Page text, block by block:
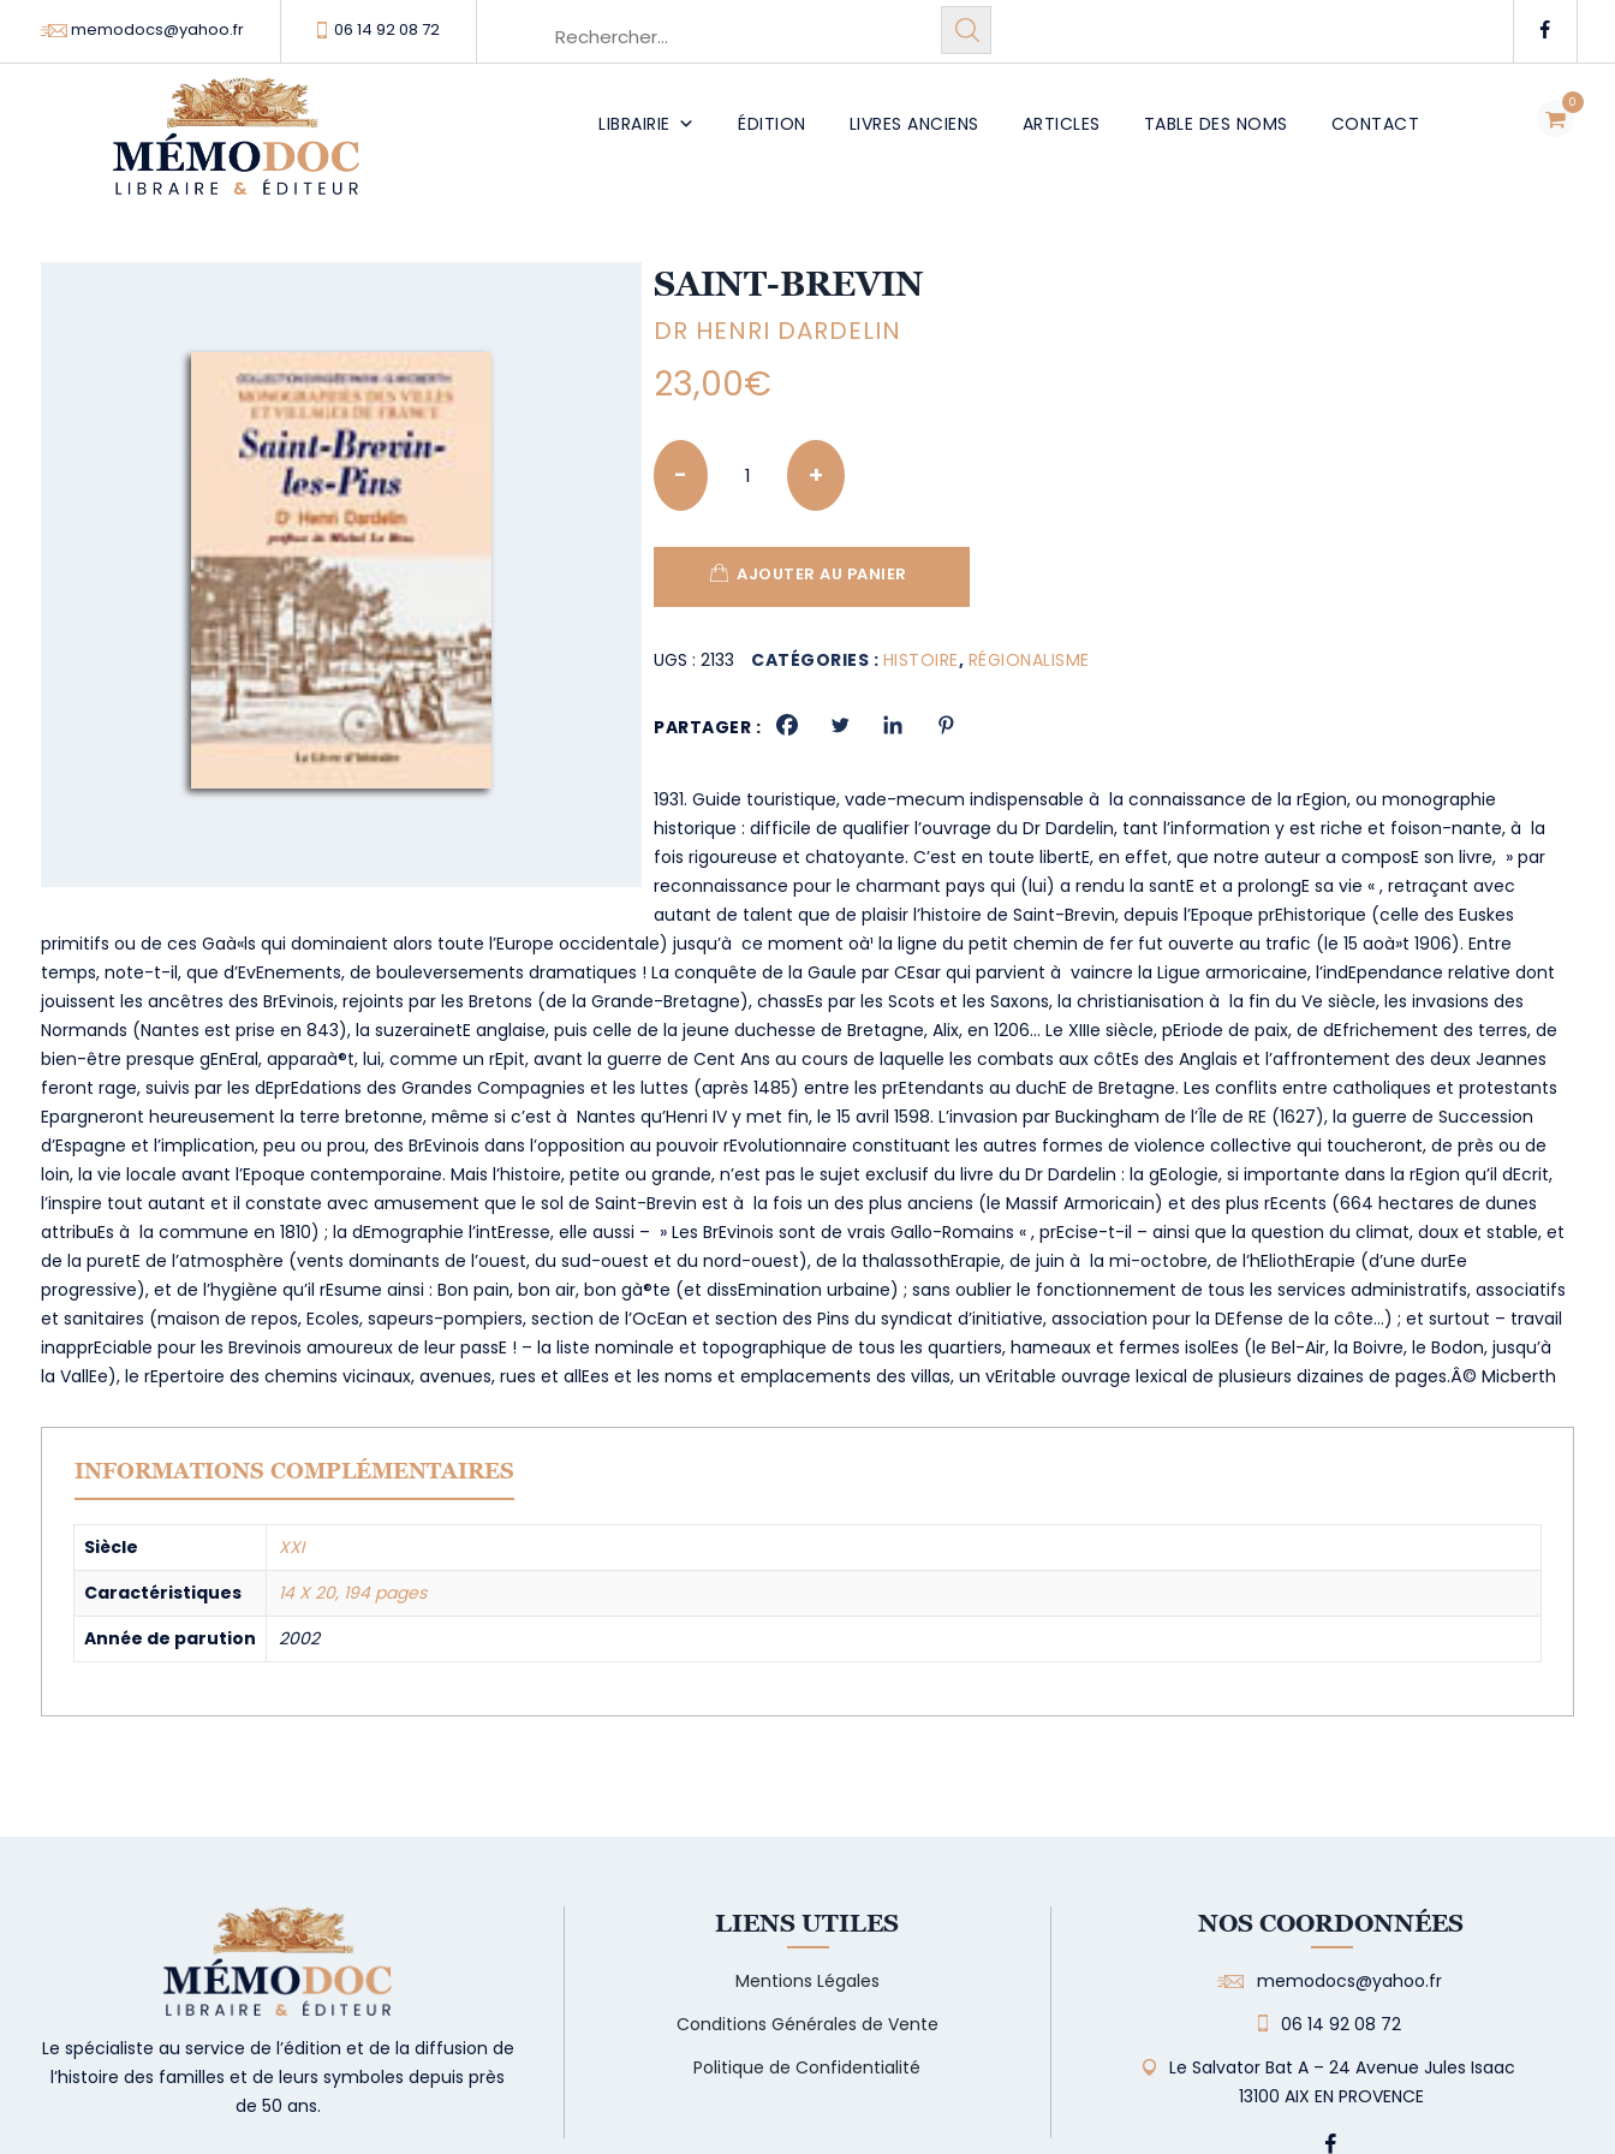
memodocs@yahoo.fr 06 14 92 08 72
0
LIBRAIRIE ÉDITION LIVRES ANCIENS ARTICLES TABLE DES NOMS CONTACT
SAINT-BREVIN
DR HENRI DARDELIN
23,00€
Quantity
AJOUTER AU PANIER
UGS :2133 CATÉGORIES : HISTOIRE, RÉGIONALISME
PARTAGER :
1931. Guide touristique, vade-mecum indispensable à la connaissance de la rEgion, ou monographie
historique : difficile de qualifier l’ouvrage du Dr Dardelin, tant l’information y est riche et foison-nante, à la
fois rigoureuse et chatoyante. C’est en toute libertE, en effet, que notre auteur a composE son livre, » par
reconnaissance pour le charmant pays qui (lui) a rendu la santE et a prolongE sa vie « , retraçant avec
autant de talent que de plaisir l’histoire de Saint-Brevin, depuis l’Epoque prEhistorique (celle des Euskes
primitifs ou de ces Gaà«ls qui dominaient alors toute l’Europe occidentale) jusqu’à ce moment oà¹ la ligne du petit chemin de fer fut ouverte au trafic (le 15 aoà»t 1906). Entre
temps, note-t-il, que d’EvEnements, de bouleversements dramatiques ! La conquête de la Gaule par CEsar qui parvient à vaincre la Ligue armoricaine, l’indEpendance relative dont
jouissent les ancêtres des BrEvinois, rejoints par les Bretons (de la Grande-Bretagne), chassEs par les Scots et les Saxons, la christianisation à la fin du Ve siècle, les invasions des
Normands (Nantes est prise en 843), la suzerainetE anglaise, puis celle de la jeune duchesse de Bretagne, Alix, en 1206… Le XIIIe siècle, pEriode de paix, de dEfrichement des terres, de
bien-être presque gEnEral, apparaà®t, lui, comme un rEpit, avant la guerre de Cent Ans au cours de laquelle les combats aux côtEs des Anglais et l’affrontement des deux Jeannes
feront rage, suivis par les dEprEdations des Grandes Compagnies et les luttes (après 1485) entre les prEtendants au duchE de Bretagne. Les conflits entre catholiques et protestants
Epargneront heureusement la terre bretonne, même si c’est à Nantes qu’Henri IV y met fin, le 15 avril 1598. L’invasion par Buckingham de l’Île de RE (1627), la guerre de Succession
d’Espagne et l’implication, peu ou prou, des BrEvinois dans l’opposition au pouvoir rEvolutionnaire constituant les autres formes de violence collective qui toucheront, de près ou de
loin, la vie locale avant l’Epoque contemporaine. Mais l’histoire, petite ou grande, n’est pas le sujet exclusif du livre du Dr Dardelin : la gEologie, si importante dans la rEgion qu’il dEcrit,
l’inspire tout autant et il constate avec amusement que le sol de Saint-Brevin est à la fois un des plus anciens (le Massif Armoricain) et des plus rEcents (664 hectares de dunes
attribuEs à la commune en 1810) ; la dEmographie l’intEresse, elle aussi – » Les BrEvinois sont de vrais Gallo-Romains « , prEcise-t-il – ainsi que la question du climat, doux et stable, et
de la puretE de l’atmosphère (vents dominants de l’ouest, du sud-ouest et du nord-ouest), de la thalassothErapie, de juin à la mi-octobre, de l’hEliothErapie (d’une durEe
progressive), et de l’hygiène qu’il rEsume ainsi : Bon pain, bon air, bon gà®te (et dissEmination urbaine) ; sans oublier le fonctionnement de tous les services administratifs, associatifs
et sanitaires (maison de repos, Ecoles, sapeurs-pompiers, section de l’OcEan et section des Pins du syndicat d’initiative, association pour la DEfense de la côte…) ; et surtout – travail
inapprEciable pour les Brevinois amoureux de leur passE ! – la liste nominale et topographique de tous les quartiers, hameaux et fermes isolEes (le Bel-Air, la Boivre, le Bodon, jusqu’à
la VallEe), le rEpertoire des chemins vicinaux, avenues, rues et allEes et les noms et emplacements des villas, un vEritable ouvrage lexical de plusieurs dizaines de pages.Â© Micberth
INFORMATIONS COMPLÉMENTAIRES
Siècle
XXI
Caractéristiques
14 X 20, 194 pages
Année de parution
2002
Le spécialiste au service de l’édition et de la diffusion de
l’histoire des familles et de leurs symboles depuis près
de 50 ans.
LIENS UTILES
Mentions Légales
Conditions Générales de Vente
Politique de Confidentialité
NOS COORDONNÉES
memodocs@yahoo.fr
06 14 92 08 72
Le Salvator Bat A – 24 Avenue Jules Isaac
13100 AIX EN PROVENCE